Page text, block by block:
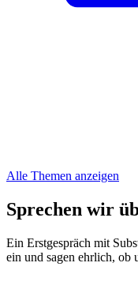
Alle Themen anzeigen
Sprechen wir
Ein Erstgespräch mit
ein und sagen ehrlich, ob